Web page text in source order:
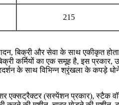
215
बिक्री और सेवा के साथ
कर्मियों का एक समूह है, इस प्रकार,
के साथ विभिन्न श्रृंखला के कपड़े
एक्सट्रैक्टर (सस्पेंशन प्रकार),